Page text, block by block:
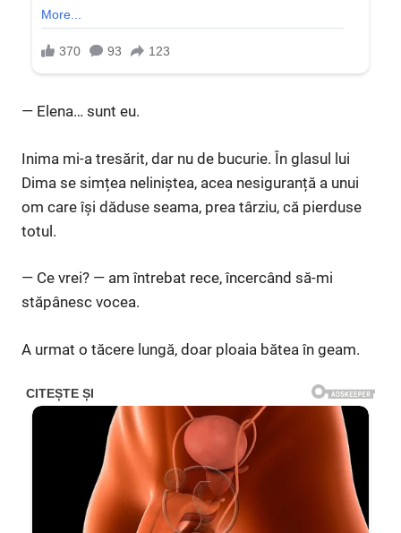
— Elena… sunt eu.
Inima mi-a tresărit, dar nu de bucurie. În glasul lui
Dima se simțea neliniștea, acea nesiguranță a unui
om care își dăduse seama, prea târziu, că pierduse
totul.
— Ce vrei? — am întrebat rece, încercând să-mi
stăpânesc vocea.
A urmat o tăcere lungă, doar ploaia bătea în geam.